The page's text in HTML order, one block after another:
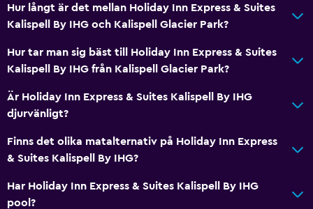
Hur långt är det mellan Holiday Inn Express & Suites
Kalispell By IHG och Kalispell Glacier Park?
Hur tar man sig bäst till Holiday Inn Express & Suites
Kalispell By IHG från Kalispell Glacier Park?
Är Holiday Inn Express & Suites Kalispell By IHG
djurvänligt?
Finns det olika matalternativ på Holiday Inn Express
& Suites Kalispell By IHG?
Har Holiday Inn Express & Suites Kalispell By IHG
pool?